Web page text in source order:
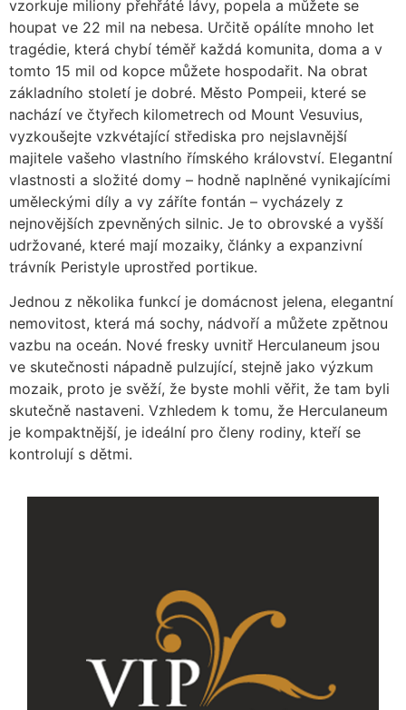
vzorkuje miliony přehřáté lávy, popela a můžete se
houpat ve 22 mil na nebesa. Určitě opálíte mnoho let
tragédie, která chybí téměř každá komunita, doma a v
tomto 15 mil od kopce můžete hospodařit. Na obrat
základního století je dobré. Město Pompeii, které se
nachází ve čtyřech kilometrech od Mount Vesuvius,
vyzkoušejte vzkvétající střediska pro nejslavnější
majitele vašeho vlastního římského království. Elegantní
vlastnosti a složité domy – hodně naplněné vynikajícími
uměleckými díly a vy záříte fontán – vycházely z
nejnovějších zpevněných silnic. Je to obrovské a vyšší
udržované, které mají mozaiky, články a expanzivní
trávník Peristyle uprostřed portikue.
Jednou z několika funkcí je domácnost jelena, elegantní
nemovitost, která má sochy, nádvoří a můžete zpětnou
vazbu na oceán. Nové fresky uvnitř Herculaneum jsou
ve skutečnosti nápadně pulzující, stejně jako výzkum
mozaik, proto je svěží, že byste mohli věřit, že tam byli
skutečně nastaveni. Vzhledem k tomu, že Herculaneum
je kompaktnější, je ideální pro členy rodiny, kteří se
kontrolují s dětmi.